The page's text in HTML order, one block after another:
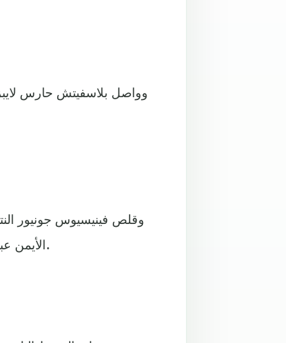
وواصل بلاسفيتش حارس
الأيمن عبر ماركو أسينسيو وسدد كرة رأسية أسفل يسار الحارس بلاسفيتش.